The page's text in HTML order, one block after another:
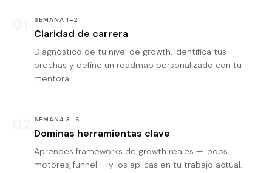
SEMANA 1–2
Claridad de carrera
Diagnóstico de tu nivel de growth, identifica tus
brechas y define un roadmap personalizado con tu
mentora.
SEMANA 3–6
Dominas herramientas clave
Aprendes frameworks de growth reales — loops,
motores, funnel — y los aplicas en tu trabajo actual.